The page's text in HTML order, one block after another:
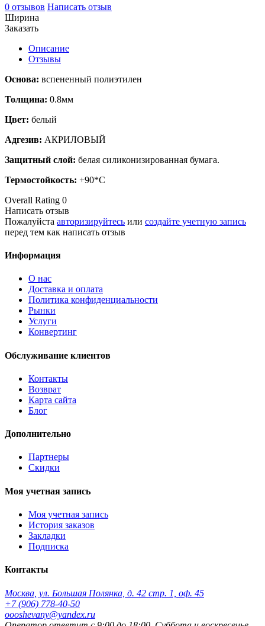
0 отзывов Написать отзыв
Ширина
Заказать
Описание
Отзывы
Основа: вспененный полиэтилен
Толщина: 0.8мм
Цвет: белый
Адгезив: АКРИЛОВЫЙ
Защитный слой: белая силиконизированная бумага.
Термостойкость: +90*С
Overall Rating 0
Написать отзыв
Пожалуйста авторизируйтесь или создайте учетную запись
перед тем как написать отзыв
Информация
O нас
Доставка и оплата
Политика конфиденциальности
Рынки
Услуги
Конвертинг
Обслуживание клиентов
Контакты
Возврат
Карта сайта
Блог
Дополнительно
Партнеры
Скидки
Моя учетная запись
Моя учетная запись
История заказов
Закладки
Подписка
Контакты
Москва, ул. Большая Полянка, д. 42 стр. 1, оф. 45
+7 (906) 778-40-50
oooshevany@yandex.ru